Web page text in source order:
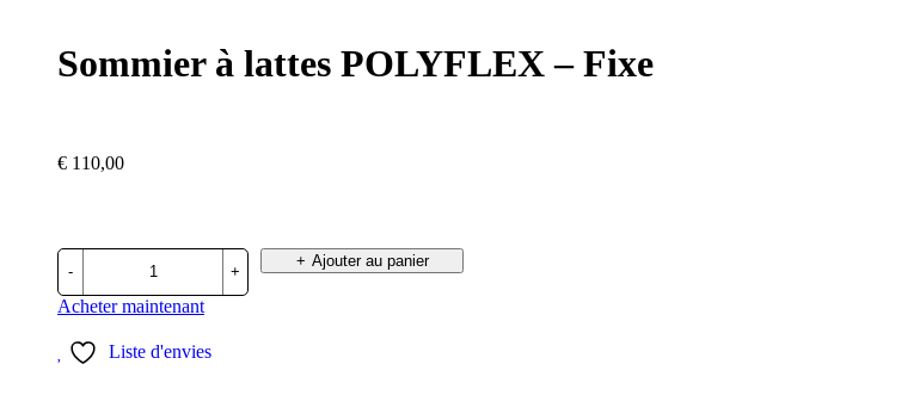
Sommier à lattes POLYFLEX – Fixe
€ 110,00
quantité
de
Sommier
lattes
POLYFLEX
Ajouter au panier
Acheter maintenant
Liste d'envies